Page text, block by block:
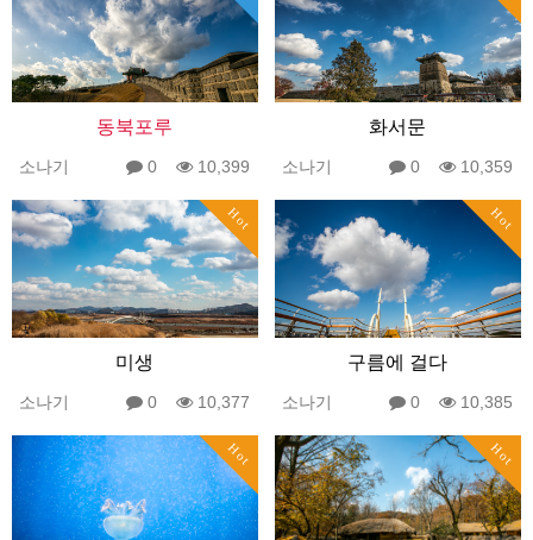
동북포루
소나기 0 10,399
화서문
소나기 0 10,359
Hot
미생
소나기 0 10,377
Hot
구름에 걸다
소나기 0 10,385
Hot Hot